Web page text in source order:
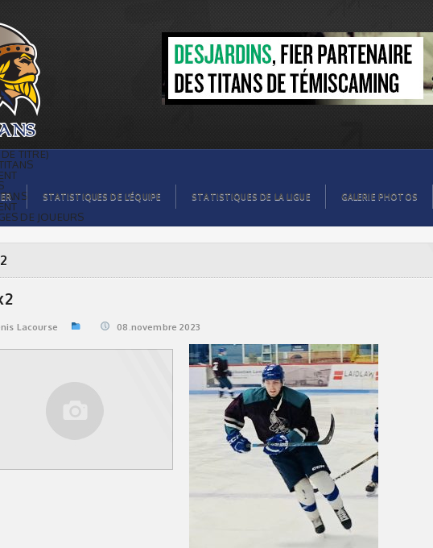
de témiscaming
TITRE)
DE JOUEURS
STATISTIQUES DE L’ÉQUIPE STATISTIQUES DE LA LIGUE GALERIE PHOTOS
Lacourse 08.novembre 2023